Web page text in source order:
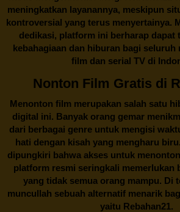
meningkatkan layanannya, meskipun
kontroversial yang terus menyertainya.
dedikasi, platform ini berharap dapat
kebahagiaan dan hiburan bagi seluruh
film dan serial TV di
Nonton Film Gratis di
Menonton film merupakan salah satu
digital ini. Banyak orang gemar
dari berbagai genre untuk mengisi
hati dengan kisah yang mengharu
dipungkiri bahwa akses untuk
platform resmi seringkali memerlukan
yang tidak semua orang mampu. Di
muncullah sebuah alternatif menarik
yaitu Rebahan21.